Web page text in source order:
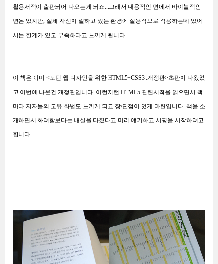
활용서적이 출판되어 나오는게 되죠...그래서 내용적인 면에서 바이블적인
면은 있지만, 실제 자신이 일하고 있는 환경에 실용적으로 적용하는데 있어
서는 한계가 있고 부족하다고 느끼게 됩니다.
이 책은 이미 <모던 웹 디자인을 위한 HTML5+CSS3 :개정판>초판이 나왔었
고 이번에 나온건 개정판입니다. 이런저런 HTML5 관련서적을 읽으면서 책
마다 저자들의 고유 화법도 느끼게 되고 장/단점이 있게 마련입니다. 책을 소
개하면서 화려함보다는 내실을 다졌다고 미리 얘기하고 서평을 시작하려고
합니다.